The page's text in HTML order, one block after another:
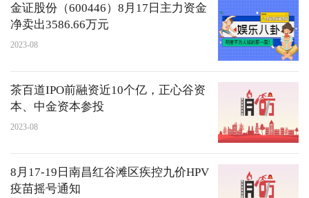
金证股份（600446）8月17日主力资金
净卖出3586.66万元
2023-08
茶百道IPO前融资近10个亿，正心谷资
本、中金资本参投
2023-08
8月17-19日南昌红谷滩区疾控九价HPV
疫苗摇号通知